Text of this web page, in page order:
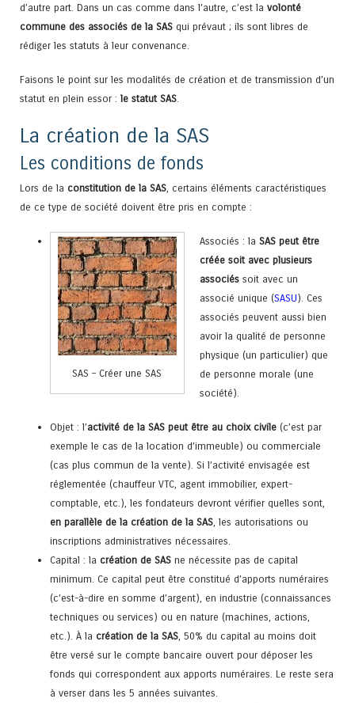
d’autre part. Dans un cas comme dans l’autre, c’est la volonté
commune des associés de la SAS qui prévaut ; ils sont libres de
rédiger les statuts à leur convenance.
Faisons le point sur les modalités de création et de transmission d’un
statut en plein essor : le statut SAS
La création de la SAS
Les conditions de fonds
Lors de la constitution de la SAS , certains éléments caractéristiques
de ce type de société doivent être pris en compte :
SAS – Créer une SAS
Associés : la SAS peut être
créée soit avec plusieurs
associéssoit avec un
associé unique (SASU). Ces
associés peuvent aussi bien
avoir la qualité de personne
physique (un particulier) que
de personne morale (une
société).
Objet : l’activité de la SAS peut être au choix civile (c’est par
exemple le cas de la location d’immeuble) ou commerciale
(cas plus commun de la vente). Si l’activité envisagée est
réglementée (chauffeur VTC, agent immobilier, expert-
comptable, etc.), les fondateurs devront vérifier quelles sont,
en parallèle de la création de la SAS , les autorisations ou
inscriptions administratives nécessaires.
Capital : la création de SAS ne nécessite pas de capital
minimum. Ce capital peut être constitué d’apports numéraires
(c’est-à-dire en somme d’argent), en industrie (connaissances
techniques ou services) ou en nature (machines, actions,
etc.). À la création de la SAS , 50% du capital au moins doit
être versé sur le compte bancaire ouvert pour déposer les
fonds qui correspondent aux apports numéraires. Le reste sera
à verser dans les 5 années suivantes.